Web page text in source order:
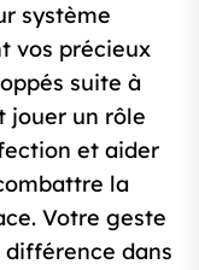
système
vos précieux
suite à
jouer un rôle
et aider
la
Votre geste
dans